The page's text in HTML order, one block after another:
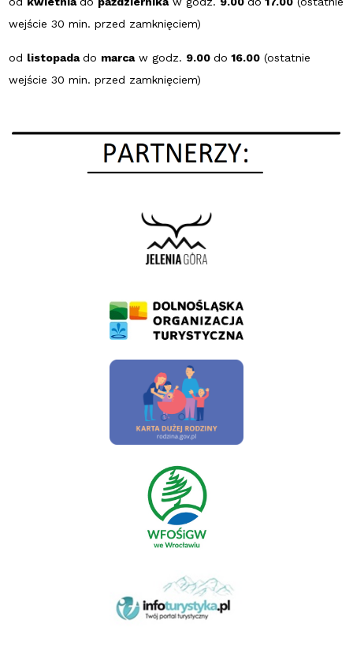
wejście 30 min. przed zamknięciem)
od listopadado marcaw godz. 9.00do 16.00 (ostatnie
wejście 30 min. przed zamknięciem)